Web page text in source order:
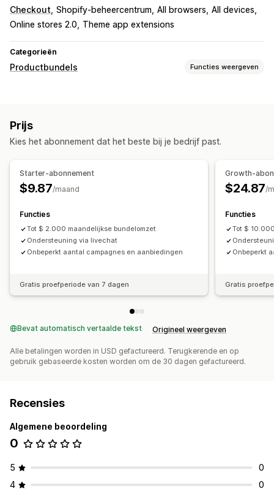
Checkout Shopify-beheercentrum All browsers All devices
Online stores 2.0
Theme app extensions
Categorieën
Productbundels Functies weergeven
Prijzen die je kunt instellen
Percentagekortingen
Prijs
Kies het abonnement dat het beste bij je bedrijf past.
Starter-abonnement
$9.87/maand
Functies
Tot $ 2.000 maandelijkse bundelomzet
Ondersteuning via livechat
Onbeperkt aantal campagnes en aanbiedingen
Gratis proefperiode van 7 dagen
Growth-
$24.87/
Functies
Tot $
Onbeperkt
Gratis
Bevat automatisch vertaalde tekst Origineel weergeven
Alle betalingen worden in USD gefactureerd. Terugkerende en op
gebruik gebaseerde kosten worden om de 30 dagen gefactureerd.
Recensies
Algemene beoordeling
0
5
0
4
0